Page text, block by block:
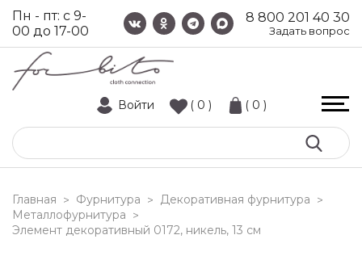
8 800 201 40 30
Задать вопрос
Пн - пт: с 9-
00 до 17-00
Войти ( 0 ) ( 0 )
Главная > Фурнитура > Декоративная фурнитура >
Металлофурнитура >
элемент декоративный 0172, никель, 13 см